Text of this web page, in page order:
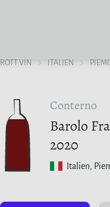
RÖTT VIN ITALIEN
Conterno
Barolo
2020
Italien,